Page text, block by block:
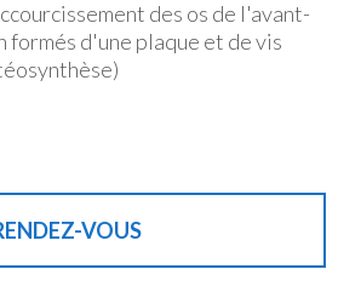
des os de l'avant-
formés d'une plaque et de vis
VOUS